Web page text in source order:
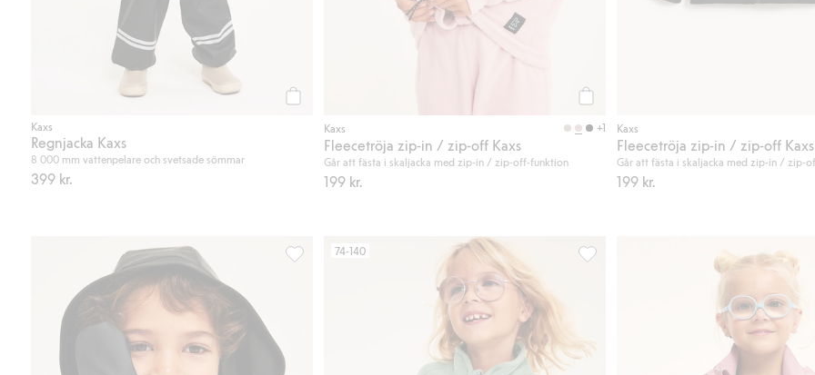
Kaxs
Regnjacka Kaxs
8 000 mm vattenpelare och svetsade sömmar
399 kr.
Kaxs +1
Fleecetröja zip-in / zip-off Kaxs
Går att fästa i skaljacka med zip-in / zip-off-funktion
199 kr.
Kaxs
Fleecetröja zip-in / zip-off Kaxs
Går att fästa i skaljacka med zip-in / zip-
199 kr.
Fodrade regnvantar Kaxs, Lägg till i favoriter
74-140
Fleecetröja zip-in / zip-off Kaxs, Lägg